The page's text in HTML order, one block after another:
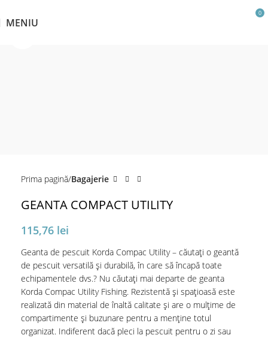
MENIU
0
Prima pagină Bagajerie
GEANTA COMPACT UTILITY
115,76 lei
Geanta de pescuit Korda Compac Utility – căutați o geantă
de pescuit versatilă și durabilă, în care să încapă toate
echipamentele dvs.? Nu căutați mai departe de geanta
Korda Compac Utility Fishing. Rezistentă și spațioasă este
realizată din material de înaltă calitate și are o mulțime de
compartimente și buzunare pentru a menține totul
organizat. Indiferent dacă pleci la pescuit pentru o zi sau